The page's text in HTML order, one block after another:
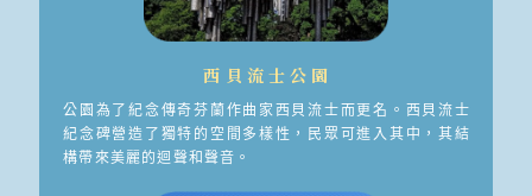
西貝流士公園
公園為了紀念傳奇芬蘭作曲家西貝流士而更名。西貝流士
紀念碑營造了獨特的空間多樣性，民眾可進入其中，其結
構帶來美麗的迴聲和聲音。